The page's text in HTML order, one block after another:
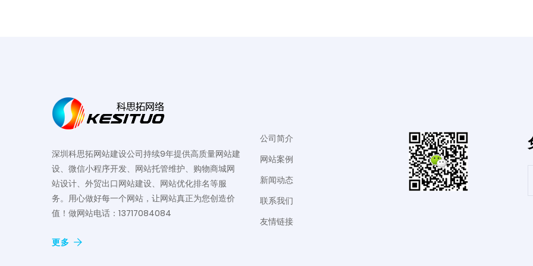
深圳科思拓网站建设公司持续9年提供高质量网站建
设、微信小程序开发、网站托管维护、购物商城网
站设计、外贸出口网站建设、网站优化排名等服
务。用心做好每一个网站，让网站真正为您创造价
值！做网站电话：13717084084
更多
公司简介
网站案例
新闻动态
联系我们
友情链接